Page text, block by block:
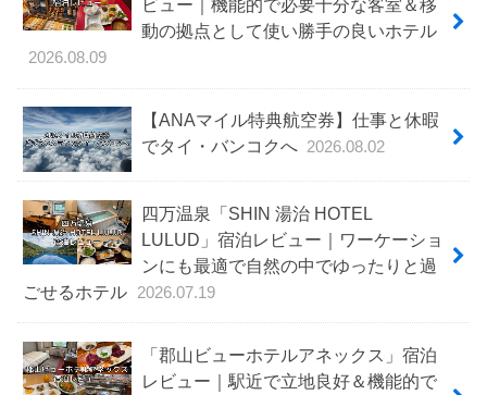
ビュー｜機能的で必要十分な客室＆移
動の拠点として使い勝手の良いホテル
2026.08.09
【ANAマイル特典航空券】仕事と休暇
でタイ・バンコクへ 2026.08.02
四万温泉「SHIN 湯治 HOTEL
LULUD」宿泊レビュー｜ワーケーショ
ンにも最適で自然の中でゆったりと過
ごせるホテル
2026.07.19
「郡山ビューホテルアネックス」宿泊
レビュー｜駅近で立地良好＆機能的で